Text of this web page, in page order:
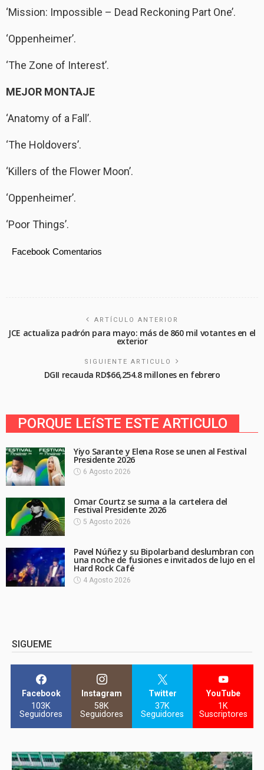
‘Mission: Impossible – Dead Reckoning Part One’.
‘Oppenheimer’.
‘The Zone of Interest’.
MEJOR MONTAJE
‘Anatomy of a Fall’.
‘The Holdovers’.
‘Killers of the Flower Moon’.
‘Oppenheimer’.
‘Poor Things’.
Facebook Comentarios
ARTÍCULO ANTERIOR
JCE actualiza padrón para mayo: más de 860 mil votantes en el
exterior
SIGUIENTE ARTICULO
DGII recauda RD$66,254.8 millones en febrero
PORQUE LEíSTE ESTE ARTICULO
Yiyo Sarante y Elena Rose se unen al Festival
Presidente 2026
6 Agosto 2026
Omar Courtz se suma a la cartelera del
Festival Presidente 2026
5 Agosto 2026
Pavel Núñez y su Bipolarband deslumbran con
una noche de fusiones e invitados de lujo en el
Hard Rock Café
4 Agosto 2026
SIGUEME
Facebook
103K
Seguidores
Instagram
58K
Seguidores
Twitter
37K
Seguidores
YouTube
1K
Suscriptores